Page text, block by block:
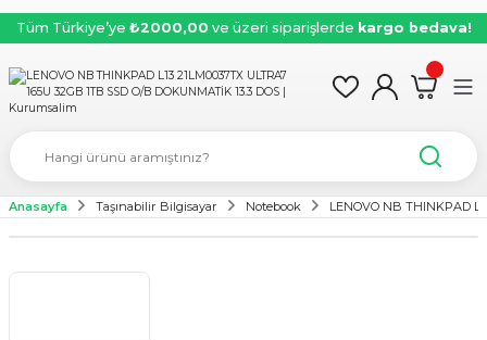
Tüm Türkiye’ye ₺2000,00 ve üzeri siparişlerde kargo bedava!
Anasayfa Taşınabilir Bilgisayar Notebook LENOVO NB THINKPAD